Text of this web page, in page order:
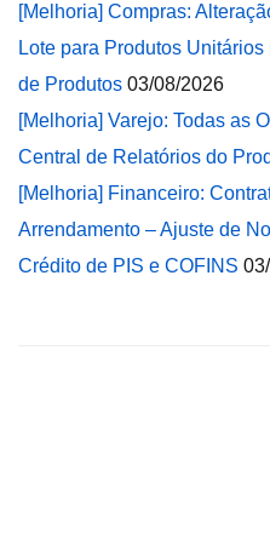
[Melhoria] Compras:
Lote para Produtos
de Produtos 03/08/2026
[Melhoria] Varejo: Todas as
Central de Relatórios do
[Melhoria] Financeiro:
Arrendamento – Ajuste de
Crédito de PIS e COFINS